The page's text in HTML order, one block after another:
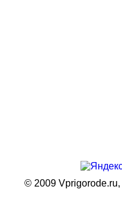
© 2009 Vprigorode.ru,